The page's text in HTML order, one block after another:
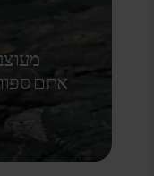
אתם